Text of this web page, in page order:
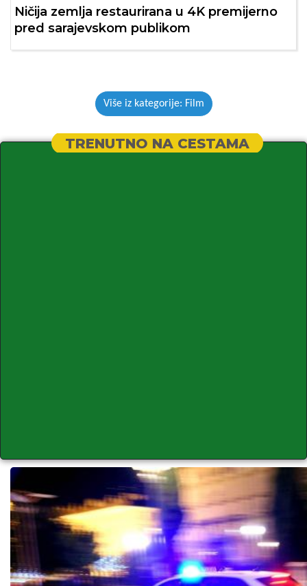
Ničija zemlja restaurirana u 4K premijerno
pred sarajevskom publikom
Više iz kategorije: Film
TRENUTNO NA CESTAMA